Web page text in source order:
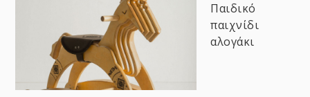
Παιδικό
παιχνίδι
αλογάκι